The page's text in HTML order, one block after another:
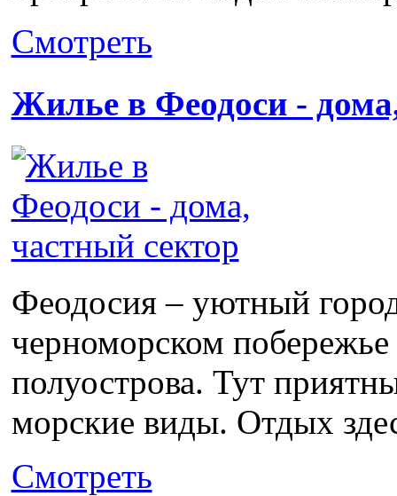
Смотреть
Жилье в Феодоси -
Феодосия – уютный
черноморском
полуострова. Тут
морские виды. Отдых
Смотреть